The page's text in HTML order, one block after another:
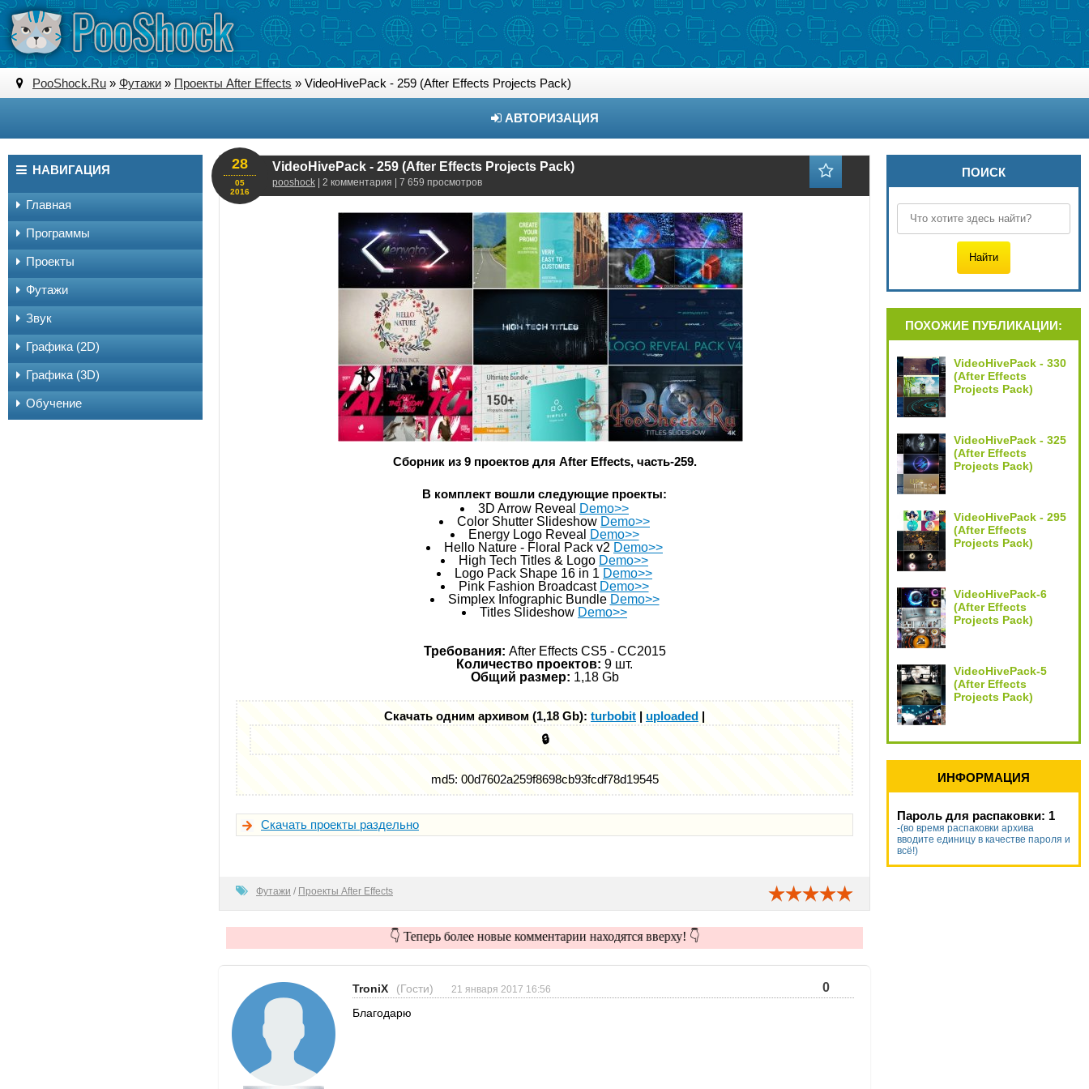
PooShock.Ru » Футажи » Проекты After Effects » VideoHivePack - 259 (After Effects Projects Pack)
АВТОРИЗАЦИЯ
VideoHivePack - 259 (After Effects Projects Pack)
pooshock | 2 комментария | 7 659 просмотров
28
05
2016
Сборник из 9 проектов для After Effects, часть-259.
В комплект вошли следующие проекты:
3D Arrow Reveal
Demo>>
Color Shutter Slideshow Demo>>
Energy Logo Reveal
Demo>>
Hello Nature - Floral Pack v2 Demo>>
High Tech Titles & Logo Demo>>
Logo Pack Shape 16 in 1 Demo>>
Pink Fashion Broadcast Demo>>
Simplex Infographic Bundle Demo>>
Titles Slideshow Demo>>
Требования: After Effects CS5 - СС2015
Количество проектов: 9 шт.
Общий размер: 1,18 Gb
Скачать одним архивом (1,18 Gb): turbobit | uploaded |
🔒
md5: 00d7602a259f8698cb93fcdf78d19545
Скачать проекты раздельно
Футажи / Проекты After Effects
👇 Теперь более новые комментарии находятся вверху! 👇
TroniX (Гости) 21 января 2017 16:56 0
Благодарю
НАВИГАЦИЯ
Главная
Программы
Проекты
Футажи
Звук
Графика (2D)
Графика (3D)
Обучение
ПОИСК
ПОХОЖИЕ ПУБЛИКАЦИИ:
VideoHivePack - 330
(After Effects
Projects Pack)
VideoHivePack - 325
(After Effects
Projects Pack)
VideoHivePack - 295
(After Effects
Projects Pack)
VideoHivePack-6
(After Effects
Projects Pack)
VideoHivePack-5
(After Effects
Projects Pack)
ИНФОРМАЦИЯ
Пароль для распаковки: 1
-(во время распаковки архива
вводите единицу в качестве пароля и
всё!)